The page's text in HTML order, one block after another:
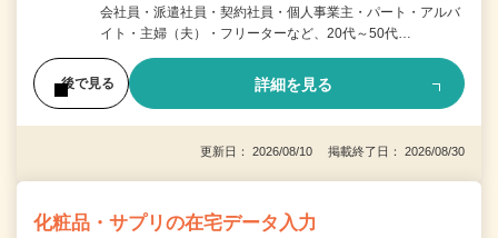
会社員・派遣社員・契約社員・個人事業主・パート・アルバ
イト・主婦（夫）・フリーターなど、20代～50代…
後で見る 詳細を見る
更新日： 2026/08/10 掲載終了日： 2026/08/30
化粧品・サプリの在宅データ入力